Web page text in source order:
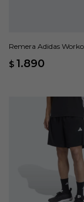
Remera Adidas
$ 1.890